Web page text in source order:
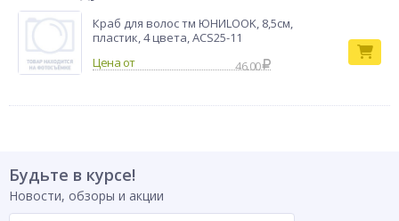
Краб для волос тм ЮНИLOOK, 8,5см,
пластик, 4 цвета, ACS25-11
46.00
Будьте в курсе!
Новости, обзоры и акции